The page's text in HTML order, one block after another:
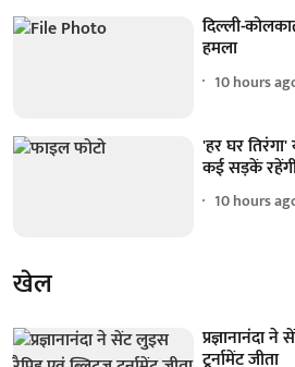
दिल्ली-
हमला
10 hours
'हर घर
कई सड़कें
10 hours
खेल
प्रज्ञानानंदा
टूर्नामेंट जीता